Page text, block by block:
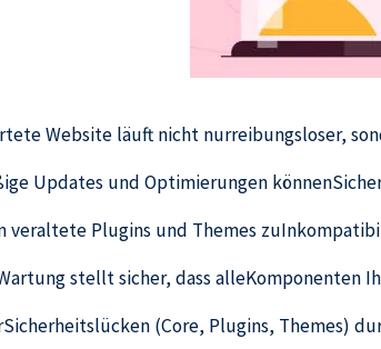
Website läuft nicht nurreibungsloser,
Updates und Optimierungen
veraltete Plugins und Themes
stellt sicher, dass alleKomponenten
(Core, Plugins, Themes)